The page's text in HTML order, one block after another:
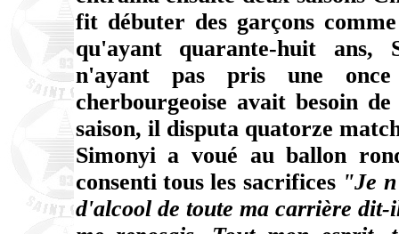
fit débuter des garçons
qu'ayant quarante-huit ans,
n'ayant pas pris une
cherbourgeoise avait besoin
saison, il disputa quatorze
Simonyi a voué au ballon
consenti tous les sacrifices "Je
d'alcool de toute ma carrière